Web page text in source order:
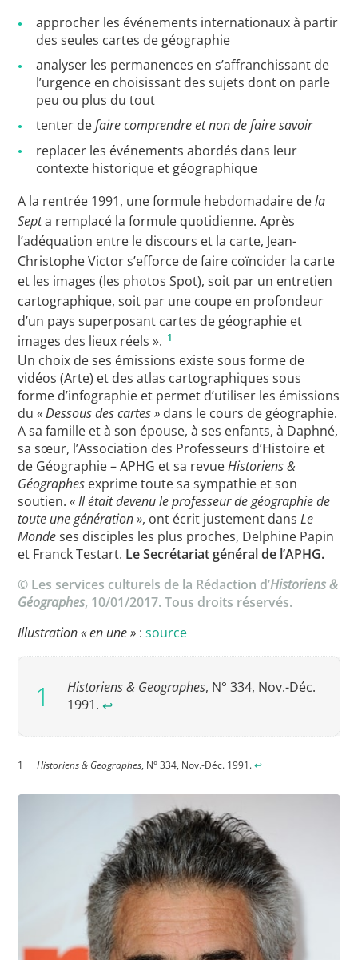
approcher les événements internationaux à partir
des seules cartes de géographie
analyser les permanences en s’affranchissant de
l’urgence en choisissant des sujets dont on parle
peu ou plus du tout
tenter defaire comprendre et non de faire savoir
replacer les événements abordés dans leur
contexte historique et géographique
A la rentrée 1991, une formule hebdomadaire dela
Septa remplacé la formule quotidienne. Après
l’adéquation entre le discours et la carte, Jean-
Christophe Victor s’efforce de faire coïncider la carte
et les images (les photos Spot), soit par un entretien
cartographique, soit par une coupe en profondeur
d’un pays superposant cartes de géographie et
images des lieux réels ». 1
Un choix de ses émissions existe sous forme de
vidéos (Arte) et des atlas cartographiques sous
forme d’infographie et permet d’utiliser les émissions
du« Dessous des cartes » dans le cours de géographie.
A sa famille et à son épouse, à ses enfants, à Daphné,
sa sœur, l’Association des Professeurs d’Histoire et
de Géographie – APHG et sa revueHistoriens &
Géographes exprime toute sa sympathie et son
soutien.« Il était devenu le professeur de géographie de
toute une génération », ont écrit justement dansLe
Mondeses disciples les plus proches, Delphine Papin
et Franck Testart. Le Secrétariat général de l’APHG.
© Les services culturels de la Rédaction d’Historiens &
Géographes, 10/01/2017. Tous droits réservés.
Illustration « en une » :source
Historiens & Geographes, N° 334, Nov.-Déc.
1991. ↩︎
Historiens & Geographes, N° 334, Nov.-Déc. 1991.↩︎